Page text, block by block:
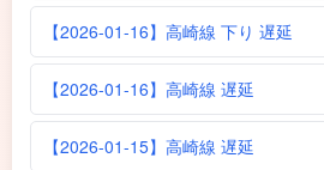
【2026-01-16】高崎線 下り 遅延
【2026-01-16】高崎線 遅延
【2026-01-15】高崎線 遅延